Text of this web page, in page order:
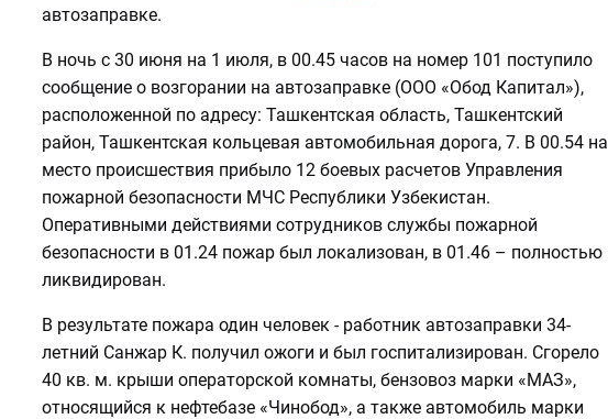
автозаправке.
В ночь с 30 июня на 1 июля, в 00.45 часов на номер 101 поступило
сообщение о возгорании на автозаправке (ООО «Обод Капитал»),
расположенной по адресу: Ташкентская область, Ташкентский
район, Ташкентская кольцевая автомобильная дорога, 7. В 00.54 на
место происшествия прибыло 12 боевых расчетов Управления
пожарной безопасности МЧС Республики Узбекистан.
Оперативными действиями сотрудников службы пожарной
безопасности в 01.24 пожар был локализован, в 01.46 – полностью
ликвидирован.
В результате пожара один человек - работник автозаправки 34-
летний Санжар К. получил ожоги и был госпитализирован. Сгорело
40 кв. м. крыши операторской комнаты, бензовоз марки «МАЗ»,
относящийся к нефтебазе «Чинобод», а также автомобиль марки